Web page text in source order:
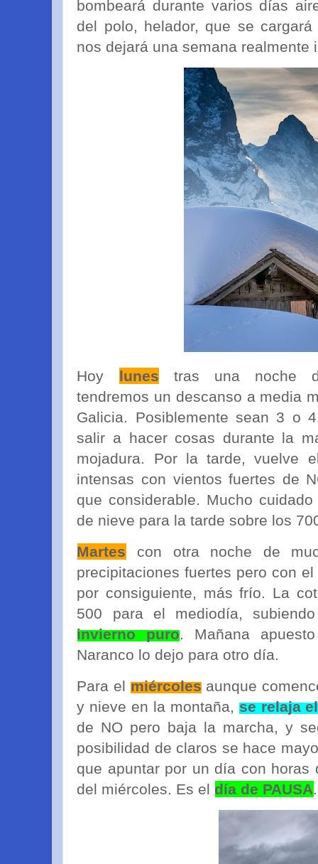
bombeará durante varios días
del polo, helador, que se
nos dejará una semana realmente
Hoy lunes tras una noche
tendremos un descanso a media
Galicia. Posiblemente sean 3 o
salir a hacer cosas durante la
mojadura. Por la tarde, vuelve
intensas con vientos fuertes de
que considerable. Mucho
de nieve para la tarde sobre los
Martes con otra noche de
precipitaciones fuertes pero con
por consiguiente, más frío. La
500 para el mediodía,
invierno puro. Mañana
Naranco lo dejo para otro día.
Para el miércolesaunque
y nieve en la montaña, se relaja
de NO pero baja la marcha, y
posibilidad de claros se hace
que apuntar por un día con horas
del miércoles. Es el día de PAUSA.